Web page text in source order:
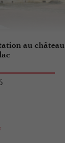
au château